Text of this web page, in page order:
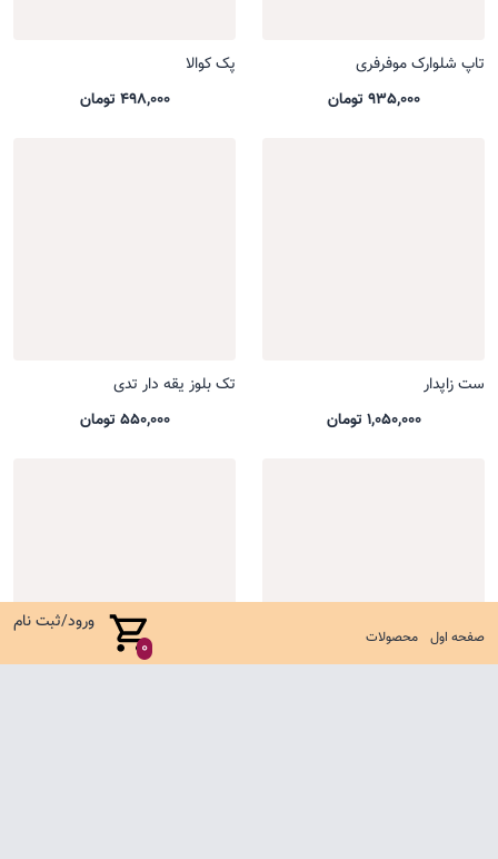
صفحه اول محصولات 0
ورود/ثبت نام
تاپ شلوارک موفرفری
935,000 تومان
پک کوالا
498,000 تومان
ست زاپدار
1,050,000 تومان
تک بلوز یقه دار تدی
550,000 تومان